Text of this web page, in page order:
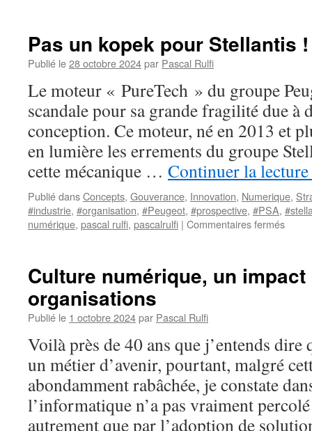
Pas un kopek pour Stellantis !
Publié le28 octobre 2024par Pascal Rulfi
Le moteur « PureTech » du groupe
scandale pour sa grande fragilité due à
conception. Ce moteur, né en 2013 et
en lumière les errements du groupe
cette mécanique … Continuer la lecture
Publié dansConcepts, Gouverance, Innovation, Numerique,
#industrie, #organisation, #Peugeot, #prospective, #PSA,
numérique, pascal rulfi, pascalrulfi | Commentaires ferméssur
pour
Culture numérique, un
organisations
Publié le 1 octobre 2024par Pascal Rulfi
Voilà près de 40 ans que j’entends
un métier d’avenir, pourtant, malgré
abondamment rabâchée, je constate
l’informatique n’a pas vraiment
autrement que par l’adoption de